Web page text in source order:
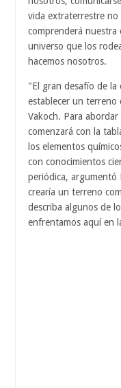
vida extraterrestre no
comprenderá nuestra
universo que los
hacemos nosotros.
"El gran desafío de la
establecer un terreno
Vakoch. Para
comenzará con la
los elementos
con conocimientos
periódica,
crearía un terreno
describa algunos de
enfrentamos aquí en